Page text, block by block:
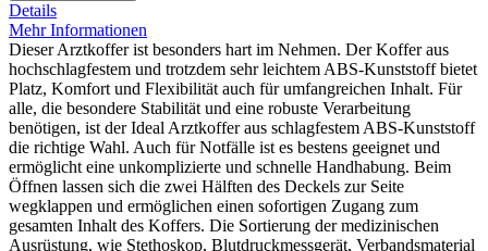
Details
Mehr Informationen
Dieser Arztkoffer ist besonders hart im Nehmen. Der Koffer aus
hochschlagfestem und trotzdem sehr leichtem ABS-Kunststoff bietet
Platz, Komfort und Flexibilität auch für umfangreichen Inhalt. Für
alle, die besondere Stabilität und eine robuste Verarbeitung
benötigen, ist der Ideal Arztkoffer aus schlagfestem ABS-Kunststoff
die richtige Wahl. Auch für Notfälle ist es bestens geeignet und
ermöglicht eine unkomplizierte und schnelle Handhabung. Beim
Öffnen lassen sich die zwei Hälften des Deckels zur Seite
wegklappen und ermöglichen einen sofortigen Zugang zum
gesamten Inhalt des Koffers. Die Sortierung der medizinischen
Ausrüstung, wie Stethoskop, Blutdruckmessgerät, Verbandsmaterial